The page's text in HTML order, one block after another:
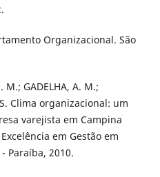
Organizacional. São
M.; GADELHA, A. M.;
S. Clima organizacional: um
varejista em Campina
em Gestão em
Paraíba, 2010.